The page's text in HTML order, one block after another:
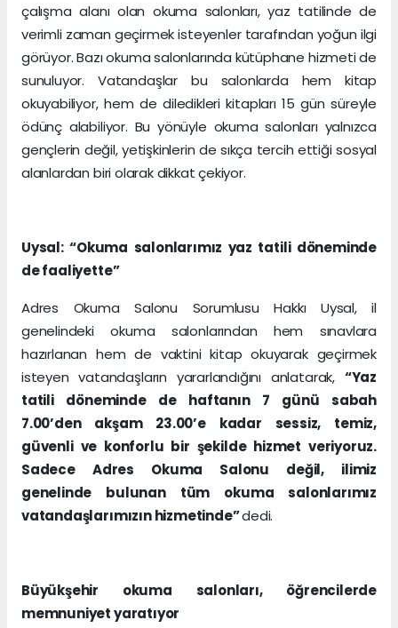
çalışma alanı olan okuma salonları, yaz tatilinde de
verimli zaman geçirmek isteyenler tarafından yoğun ilgi
görüyor. Bazı okuma salonlarında kütüphane hizmeti de
sunuluyor. Vatandaşlar bu salonlarda hem kitap
okuyabiliyor, hem de diledikleri kitapları 15 gün süreyle
ödünç alabiliyor. Bu yönüyle okuma salonları yalnızca
gençlerin değil, yetişkinlerin de sıkça tercih ettiği sosyal
alanlardan biri olarak dikkat çekiyor.
Uysal: “Okuma salonlarımız yaz tatili döneminde
de faaliyette”
Adres Okuma Salonu Sorumlusu Hakkı Uysal, il
genelindeki okuma salonlarından hem sınavlara
hazırlanan hem de vaktini kitap okuyarak geçirmek
isteyen vatandaşların yararlandığını anlatarak, “Yaz
tatili döneminde de haftanın 7 günü sabah
7.00’den akşam 23.00’e kadar sessiz, temiz,
güvenli ve konforlu bir şekilde hizmet veriyoruz.
Sadece Adres Okuma Salonu değil, ilimiz
genelinde bulunan tüm okuma salonlarımız
vatandaşlarımızın hizmetinde”dedi.
Büyükşehir okuma salonları, öğrencilerde
memnuniyet yaratıyor